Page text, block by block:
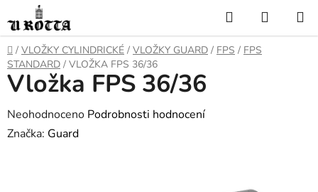
na
obsah
Hledat
KOŠÍK
DOMŮ
/ VLOŽKY CYLINDRICKÉ / VLOŽKY GUARD / FPS / FPS
STANDARD / VLOŽKA FPS 36/36
Vložka FPS 36/36
Průměrné
hodnocení
Neohodnoceno Podrobnosti hodnocení
Značka: Guard